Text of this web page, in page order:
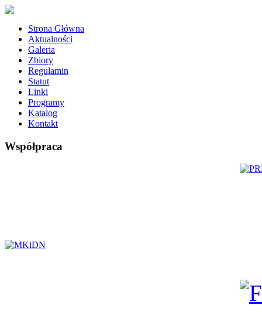
Strona Główna
Aktualności
Galeria
Zbiory
Regulamin
Statut
Linki
Programy
Katalog
Kontakt
Współpraca